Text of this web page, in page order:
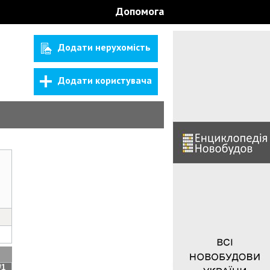
Допомога
Додати нерухомість
Додати користувача